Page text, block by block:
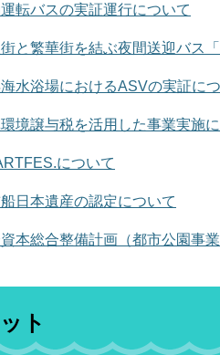
転バスの実証運行について
と繁華街を結ぶ夜間送迎バス
水浴場におけるASVの実証に
境譲与税を活用した事業実施
について
日本遺産の認定について
本総合整備計画（都市公園事
ト